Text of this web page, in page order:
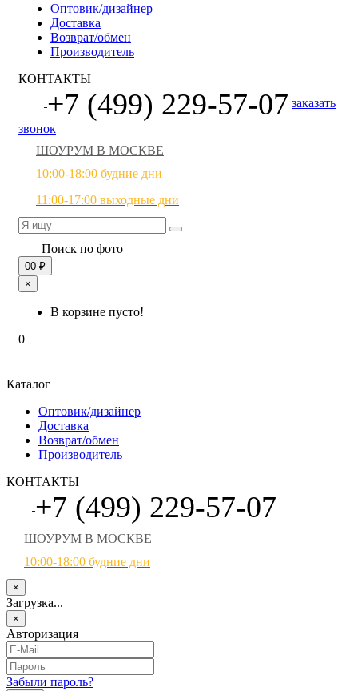
Оптовик/дизайнер
Доставка
Возврат/обмен
Производитель
КОНТАКТЫ
+7 (499) 229-57-07 заказать
звонок
ШОУРУМ В МОСКВЕ
10:00-18:00 будние дни
11:00-17:00 выходные дни
Поиск по фото
00 ₽
×
В корзине пусто!
0
Каталог
Оптовик/дизайнер
Доставка
Возврат/обмен
Производитель
КОНТАКТЫ
+7 (499) 229-57-07
ШОУРУМ В МОСКВЕ
10:00-18:00 будние дни
×
Загрузка...
×
Авторизация
Забыли пароль?